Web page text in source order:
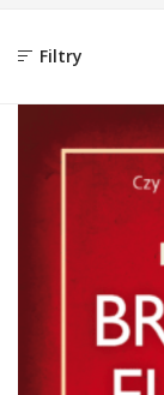
Filtry